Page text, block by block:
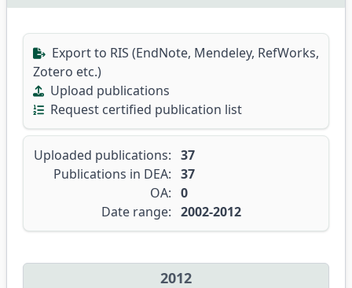
Export to RIS (EndNote, Mendeley, RefWorks,
Zotero etc.)
Upload publications
Request certified publication list
Uploaded publications: 37
Publications in DEA: 37
OA: 0
Date range: 2002-2012
2012